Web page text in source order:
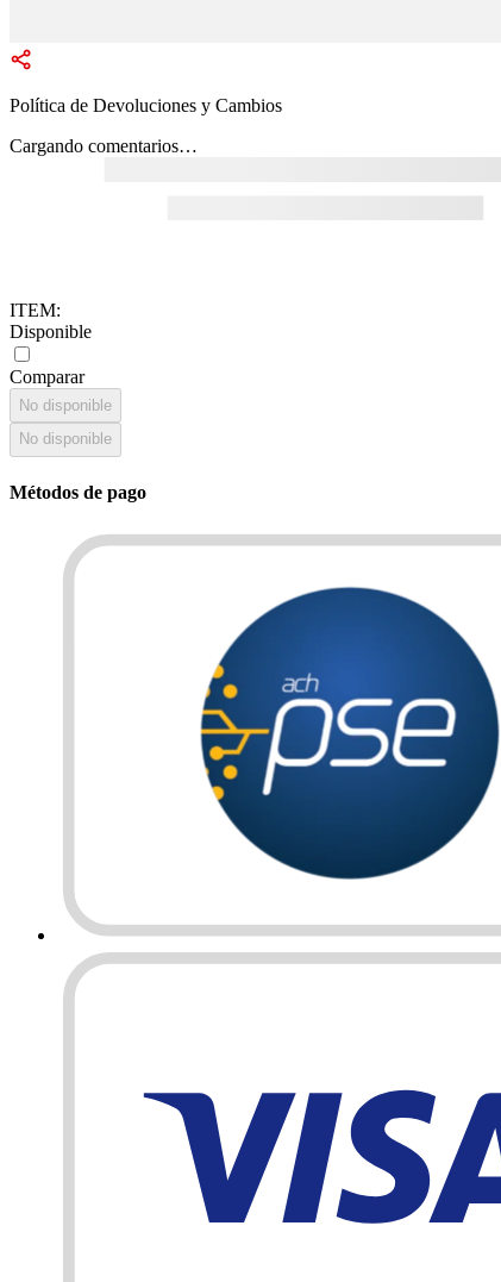
Política de Devoluciones y Cambios
Cargando comentarios…
ITEM:
Disponible
Comparar
No disponible
No disponible
Métodos de pago